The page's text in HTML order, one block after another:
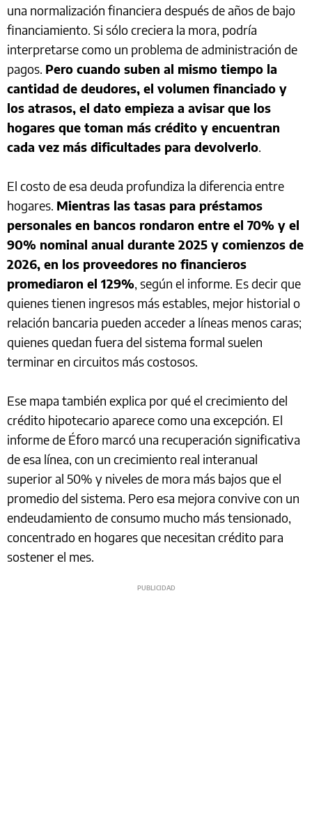
una normalización financiera después de años de bajo
financiamiento. Si sólo creciera la mora, podría
interpretarse como un problema de administración de
pagos. Pero cuando suben al mismo tiempo la
cantidad de deudores, el volumen financiado y
los atrasos, el dato empieza a avisar que los
hogares que toman más crédito y encuentran
cada vez más dificultades para devolverlo.
El costo de esa deuda profundiza la diferencia entre
hogares. Mientras las tasas para préstamos
personales en bancos rondaron entre el 70% y el
90% nominal anual durante 2025 y comienzos de
2026, en los proveedores no financieros
promediaron el 129%, según el informe. Es decir que
quienes tienen ingresos más estables, mejor historial o
relación bancaria pueden acceder a líneas menos caras;
quienes quedan fuera del sistema formal suelen
terminar en circuitos más costosos.
Ese mapa también explica por qué el crecimiento del
crédito hipotecario aparece como una excepción. El
informe de Éforo marcó una recuperación significativa
de esa línea, con un crecimiento real interanual
superior al 50% y niveles de mora más bajos que el
promedio del sistema. Pero esa mejora convive con un
endeudamiento de consumo mucho más tensionado,
concentrado en hogares que necesitan crédito para
sostener el mes.